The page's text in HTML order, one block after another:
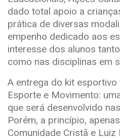
dado total apoio a
prática de diversas
empenho dedicado aos
interesse dos alunos
como nas disciplinas em
A entrega do kit
Esporte e Movimento:
que será desenvolvido
Porém, a princípio,
Comunidade Cristã e